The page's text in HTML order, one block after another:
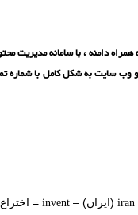
iran(ایران) – invent= اختراع